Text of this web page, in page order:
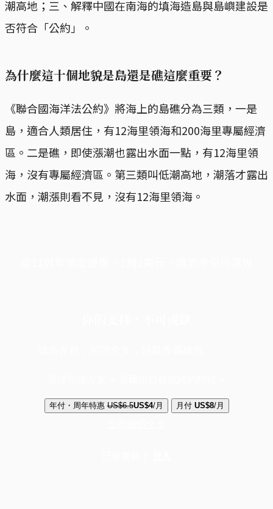
潮高地；三、解釋中國在南海的填海造島與島嶼建設是
否符合「公約」。
為什麼這十個地貌是島還是礁這麼重要？
《聯合國海洋法公約》將海上的島礁分為三類，一是
島，適合人類居住，有12海里領海和200海里專屬經濟
區。二是礁，即使漲潮也露出水面一點，有12海里領
海，沒有專屬經濟區。第三類叫低潮高地，潮落才露出
水面，潮漲則看不見，沒有12海里領海。
年付・周年特惠 US$6.5US$4/月 月付 US$8/月